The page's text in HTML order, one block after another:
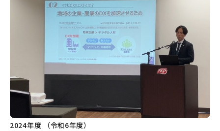
2024年度 （令和6年度）